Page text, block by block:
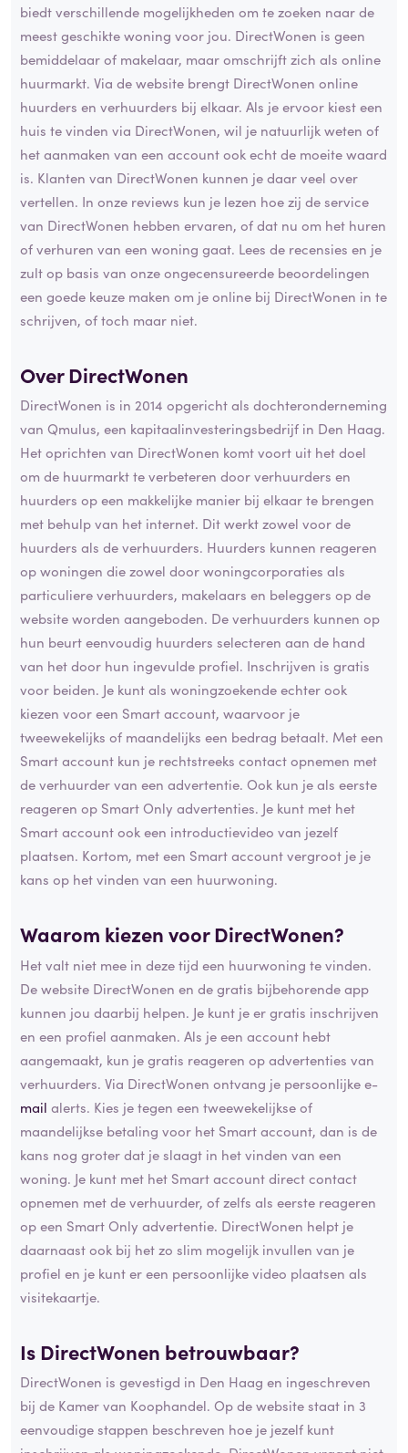
biedt verschillende mogelijkheden om te zoeken naar de
meest geschikte woning voor jou. DirectWonen is geen
bemiddelaar of makelaar, maar omschrijft zich als online
huurmarkt. Via de website brengt DirectWonen online
huurders en verhuurders bij elkaar. Als je ervoor kiest een
huis te vinden via DirectWonen, wil je natuurlijk weten of
het aanmaken van een account ook echt de moeite waard
is. Klanten van DirectWonen kunnen je daar veel over
vertellen. In onze reviews kun je lezen hoe zij de service
van DirectWonen hebben ervaren, of dat nu om het huren
of verhuren van een woning gaat. Lees de recensies en je
zult op basis van onze ongecensureerde beoordelingen
een goede keuze maken om je online bij DirectWonen in te
schrijven, of toch maar niet.
Over DirectWonen
DirectWonen is in 2014 opgericht als dochteronderneming
van Qmulus, een kapitaalinvesteringsbedrijf in Den Haag.
Het oprichten van DirectWonen komt voort uit het doel
om de huurmarkt te verbeteren door verhuurders en
huurders op een makkelijke manier bij elkaar te brengen
met behulp van het internet. Dit werkt zowel voor de
huurders als de verhuurders. Huurders kunnen reageren
op woningen die zowel door woningcorporaties als
particuliere verhuurders, makelaars en beleggers op de
website worden aangeboden. De verhuurders kunnen op
hun beurt eenvoudig huurders selecteren aan de hand
van het door hun ingevulde profiel. Inschrijven is gratis
voor beiden. Je kunt als woningzoekende echter ook
kiezen voor een Smart account, waarvoor je
tweewekelijks of maandelijks een bedrag betaalt. Met een
Smart account kun je rechtstreeks contact opnemen met
de verhuurder van een advertentie. Ook kun je als eerste
reageren op Smart Only advertenties. Je kunt met het
Smart account ook een introductievideo van jezelf
plaatsen. Kortom, met een Smart account vergroot je je
kans op het vinden van een huurwoning.
Waarom kiezen voor DirectWonen?
Het valt niet mee in deze tijd een huurwoning te vinden.
De website DirectWonen en de gratis bijbehorende app
kunnen jou daarbij helpen. Je kunt je er gratis inschrijven
en een profiel aanmaken. Als je een account hebt
aangemaakt, kun je gratis reageren op advertenties van
verhuurders. Via DirectWonen ontvang je persoonlijke e-
mail alerts. Kies je tegen een tweewekelijkse of
maandelijkse betaling voor het Smart account, dan is de
kans nog groter dat je slaagt in het vinden van een
woning. Je kunt met het Smart account direct contact
opnemen met de verhuurder, of zelfs als eerste reageren
op een Smart Only advertentie. DirectWonen helpt je
daarnaast ook bij het zo slim mogelijk invullen van je
profiel en je kunt er een persoonlijke video plaatsen als
visitekaartje.
Is DirectWonen betrouwbaar?
DirectWonen is gevestigd in Den Haag en ingeschreven
bij de Kamer van Koophandel. Op de website staat in 3
eenvoudige stappen beschreven hoe je jezelf kunt